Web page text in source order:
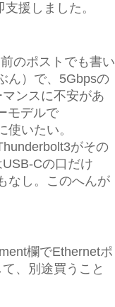
援しました。
のポストでも書い
ん）で、5Gbpsの
ンスに不安があ
モデルで
いたい。
がその
Cの口だけ
なし。このへんが
欄でEthernetポ
、別途買うこと